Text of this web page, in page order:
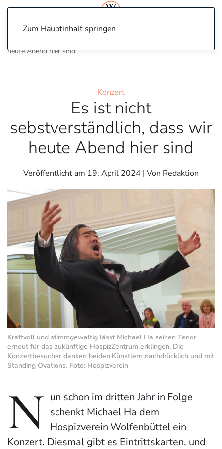
Zum Hauptinhalt springen
heute Abend hier sind
Konzert
Es ist nicht
sebstverständlich, dass wir
heute Abend hier sind
Veröffentlicht am 19. April 2024 | Von Redaktion
Kraftvoll und stimmgewaltig lässt Michael Ha seinen Tenor
erneut für das zukünftige HospizZentrum erklingen. Die
Konzertbesucher danken beiden Künstlern nachdrücklich und mit
Standing Ovations. Foto: Hospizverein
N un schon im dritten Jahr in Folge
schenkt Michael Ha dem
Hospizverein Wolfenbüttel ein
Konzert. Diesmal gibt es Eintrittskarten, und